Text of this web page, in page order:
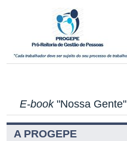
E-book"Nossa Gente"
A PROGEPE